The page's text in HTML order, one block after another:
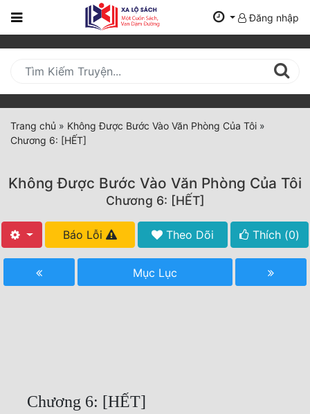
Trang
Mới
Cập
Nhật
(current)
Thể Loại
Tất Cả
Hoàn Thành
Đăng nhập
Trang chủ » Không Được Bước Vào Văn Phòng Của Tôi »
Chương 6: [HẾT]
Không Được Bước Vào Văn Phòng Của Tôi
Chương 6: [HẾT]
Báo Lỗi Theo Dõi Thích (0)
Mục Lục
    Chương 6: [HẾT]